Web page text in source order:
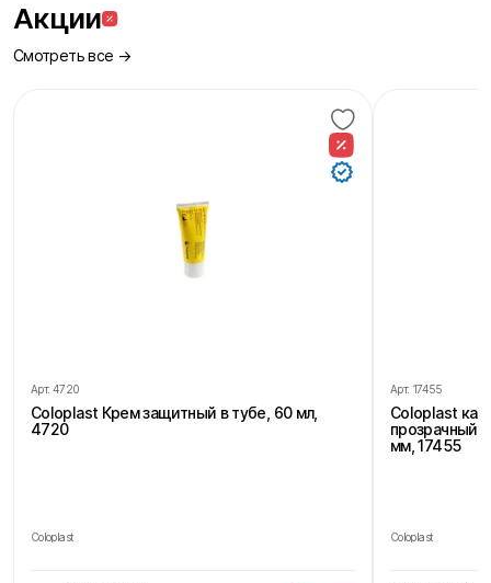
Акции
Смотреть все →
Арт. 4720
Coloplast Крем защитный в тубе, 60 мл,
4720
Coloplast
Арт. 17455
Coloplast
прозрачный,
мм, 17455
Coloplast